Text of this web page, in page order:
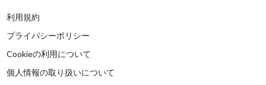
利用規約
プライバシーポリシー
Cookieの利用について
個人情報の取り扱いについて